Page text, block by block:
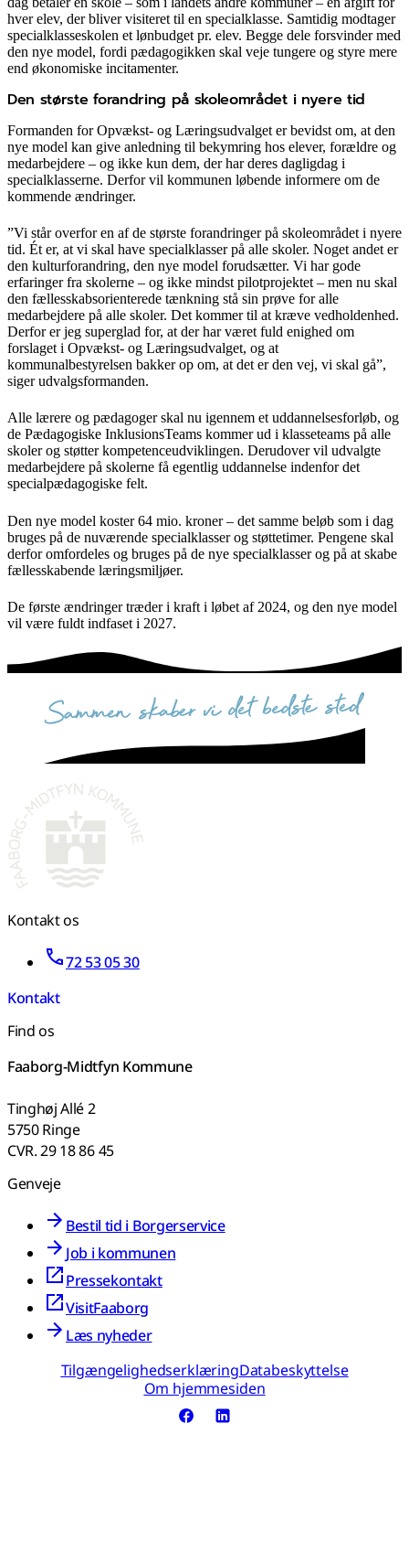
hver elev, der bliver visiteret til en specialklasse. Samtidig modtager
specialklasseskolen et lønbudget pr. elev. Begge dele forsvinder med
den nye model, fordi pædagogikken skal veje tungere og styre mere
end økonomiske incitamenter.
Den største forandring på skoleområdet i nyere tid
Formanden for Opvækst- og Læringsudvalget er bevidst om, at den
nye model kan give anledning til bekymring hos elever, forældre og
medarbejdere – og ikke kun dem, der har deres dagligdag i
specialklasserne. Derfor vil kommunen løbende informere om de
kommende ændringer.
”Vi står overfor en af de største forandringer på skoleområdet i nyere
tid. Ét er, at vi skal have specialklasser på alle skoler. Noget andet er
den kulturforandring, den nye model forudsætter. Vi har gode
erfaringer fra skolerne – og ikke mindst pilotprojektet – men nu skal
den fællesskabsorienterede tænkning stå sin prøve for alle
medarbejdere på alle skoler. Det kommer til at kræve vedholdenhed.
Derfor er jeg superglad for, at der har været fuld enighed om
forslaget i Opvækst- og Læringsudvalget, og at
kommunalbestyrelsen bakker op om, at det er den vej, vi skal gå”,
siger udvalgsformanden.
Alle lærere og pædagoger skal nu igennem et uddannelsesforløb, og
de Pædagogiske InklusionsTeams kommer ud i klasseteams på alle
skoler og støtter kompetenceudviklingen. Derudover vil udvalgte
medarbejdere på skolerne få egentlig uddannelse indenfor det
specialpædagogiske felt.
Den nye model koster 64 mio. kroner – det samme beløb som i dag
bruges på de nuværende specialklasser og støttetimer. Pengene skal
derfor omfordeles og bruges på de nye specialklasser og på at skabe
fællesskabende læringsmiljøer.
De første ændringer træder i kraft i løbet af 2024, og den nye model
vil være fuldt indfaset i 2027.
sammen skaber vi det bedste sted
Kontakt os
72 53 05 30
Kontakt
Find os
Faaborg-Midtfyn Kommune
Tinghøj Allé 2
5750 Ringe
CVR. 29 18 86 45
Genveje
Bestil tid i Borgerservice
Job i kommunen
Pressekontakt
VisitFaaborg
Læs nyheder
TilgængelighedserklæringDatabeskyttelse
Om hjemmesiden